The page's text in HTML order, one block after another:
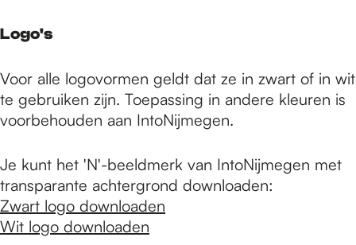
Logo's
Voor alle logovormen geldt dat ze in zwart of in wit
te gebruiken zijn. Toepassing in andere kleuren is
voorbehouden aan IntoNijmegen.
Je kunt het 'N'-beeldmerk van IntoNijmegen met
transparante achtergrond downloaden:
Zwart logo downloaden
Wit logo downloaden